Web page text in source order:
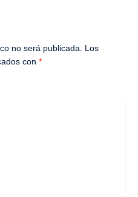
no será publicada.
Los
con *